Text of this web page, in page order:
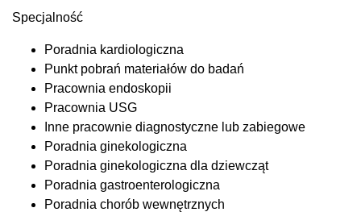
Specjalność
Poradnia kardiologiczna
Punkt pobrań materiałów do badań
Pracownia endoskopii
Pracownia USG
Inne pracownie diagnostyczne lub zabiegowe
Poradnia ginekologiczna
Poradnia ginekologiczna dla dziewcząt
Poradnia gastroenterologiczna
Poradnia chorób wewnętrznych